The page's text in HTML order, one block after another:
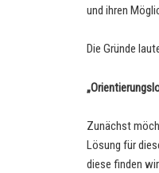
und ihren
Die Gründe
Zunächst
Lösung für
diese finden